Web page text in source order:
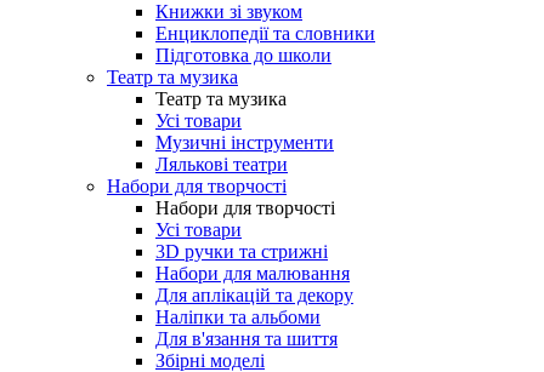
Книжки зі звуком
Енциклопедії та словники
Підготовка до школи
Театр та музика
Театр та музика
Усі товари
Музичні інструменти
Лялькові театри
Набори для творчості
Набори для творчості
Усі товари
3D ручки та стрижні
Набори для малювання
Для аплікацій та декору
Наліпки та альбоми
Для в'язання та шиття
Збірні моделі